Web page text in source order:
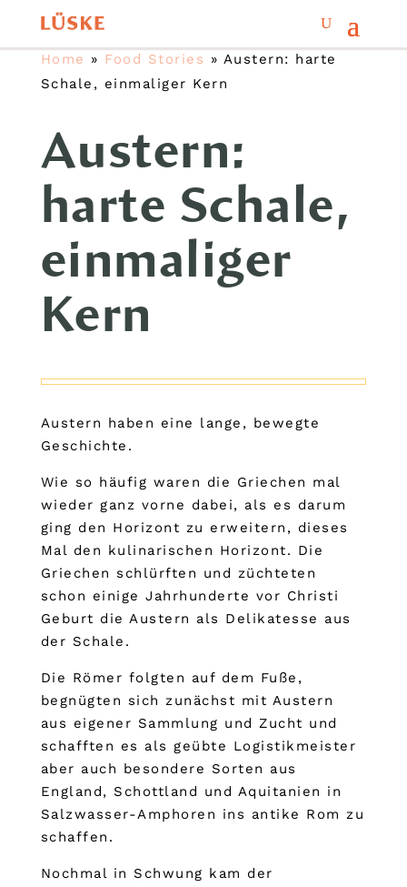
Home » Food Stories » Austern: harte
Schale, einmaliger Kern
Austern:
harte Schale,
einmaliger
Kern
Austern haben eine lange, bewegte
Geschichte.
Wie so häufig waren die Griechen mal
wieder ganz vorne dabei, als es darum
ging den Horizont zu erweitern, dieses
Mal den kulinarischen Horizont. Die
Griechen schlürften und züchteten
schon einige Jahrhunderte vor Christi
Geburt die Austern als Delikatesse aus
der Schale.
Die Römer folgten auf dem Fuße,
begnügten sich zunächst mit Austern
aus eigener Sammlung und Zucht und
schafften es als geübte Logistikmeister
aber auch besondere Sorten aus
England, Schottland und Aquitanien in
Salzwasser-Amphoren ins antike Rom zu
schaffen.
Nochmal in Schwung kam der